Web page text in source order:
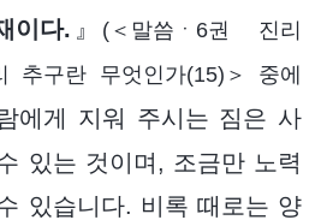
이다. 』 (＜말씀ㆍ6권 진리
추구란 무엇인가(15)＞ 중에
에게 지워 주시는 짐은 사
있는 것이며, 조금만 노력
있습니다. 비록 때로는 양